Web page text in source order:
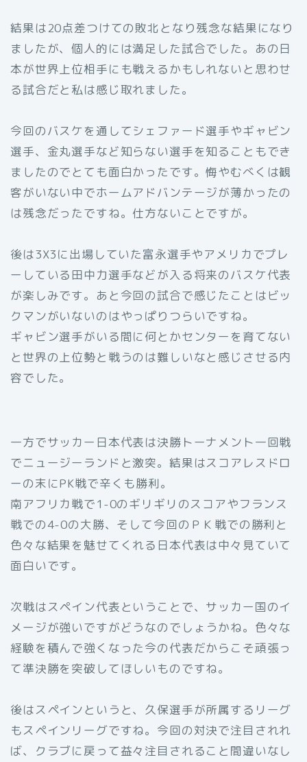
結果は20点差つけての敗北となり残念な結果になり
ましたが、個人的には満足した試合でした。あの日
本が世界上位相手にも戦えるかもしれないと思わせ
る試合だと私は感じ取れました。
今回のバスケを通してシェファード選手やギャビン
選手、金丸選手など知らない選手を知ることもでき
ましたのでとても面白かったです。悔やむべくは観
客がいない中でホームアドバンテージが薄かったの
は残念だったですね。仕方ないことですが。
後は3X3に出場していた富永選手やアメリカでプレ
ーしている田中力選手などが入る将来のバスケ代表
が楽しみです。あと今回の試合で感じたことはビッ
クマンがいないのはやっぱりつらいですね。
ギャビン選手がいる間に何とかセンターを育てない
と世界の上位勢と戦うのは難しいなと感じさせる内
容でした。
一方でサッカー日本代表は決勝トーナメント一回戦
でニュージーランドと激突。結果はスコアレスドロ
ーの末にPK戦で辛くも勝利。
南アフリカ戦で1-0のギリギリのスコアやフランス
戦での4-0の大勝、そして今回のＰＫ戦での勝利と
色々な結果を魅せてくれる日本代表は中々見ていて
面白いです。
次戦はスペイン代表ということで、サッカー国のイ
メージが強いですがどうなのでしょうかね。色々な
経験を積んで強くなった今の代表だからこそ頑張っ
て準決勝を突破してほしいものですね。
後はスペインというと、久保選手が所属するリーグ
もスペインリーグですね。今回の対決で注目されれ
ば、クラブに戻って益々注目されること間違いなし